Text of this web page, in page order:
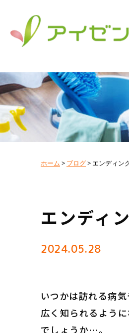
ホーム > ブログ> エンディン
エンディ
2024.05.28
いつかは訪れる病
広く知られるよう
でしょうか…。